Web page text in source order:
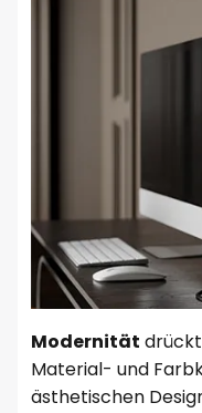
Modernität
Material- und
ästhetischen